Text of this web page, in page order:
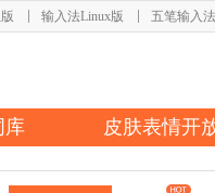
输入法Linux版 五笔输入法
库 皮肤表情开